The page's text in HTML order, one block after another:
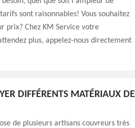
sont raisonnables! Vous souhaitez
prix? Chez KM Service votre
plus, appelez-nous directement
DIFFÉRENTS MATÉRIAUX DE
de plusieurs artisans couvreurs très